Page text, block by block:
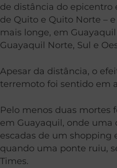
de distância do epicentro
de Quito e Quito Norte –
mais longe, em Guayaquil
Guayaquil Norte, Sul e
Apesar da distância, o
terremoto foi sentido em
Pelo menos duas mortes
em Guayaquil, onde uma
escadas de um shopping
quando uma ponte ruiu,
Times.